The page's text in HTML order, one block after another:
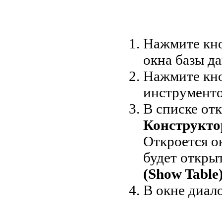
Нажмите
окна базы
Нажмите
В списке
Откроется
будет
(Show
В окне